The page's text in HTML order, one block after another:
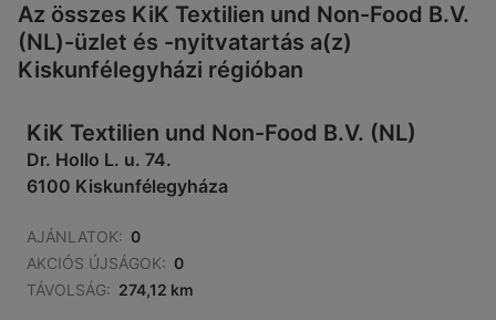
Az összes KiK Textilien und Non-Food B.V.
(NL)-üzlet és -nyitvatartás a(z)
Kiskunfélegyházi régióban
KiK Textilien und Non-Food B.V. (NL)
Dr. Hollo L. u. 74.
6100 Kiskunfélegyháza
AJÁNLATOK: 0
AKCIÓS ÚJSÁGOK: 0
TÁVOLSÁG: 274,12 km